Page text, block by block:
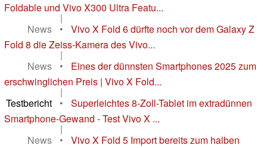
Foldable und Vivo X300 Ultra Featu...
|
News
•
Vivo X Fold 6 dürfte noch vor dem Galaxy Z
Fold 8 die Zeiss-Kamera des Vivo...
|
News
•
Eines der dünnsten Smartphones 2025 zum
erschwinglichen Preis | Vivo X Fold...
|
Testbericht
•
Superleichtes 8-Zoll-Tablet im extradünnen
Smartphone-Gewand - Test Vivo X ...
|
News
•
Vivo X Fold 5 Import bereits zum halben